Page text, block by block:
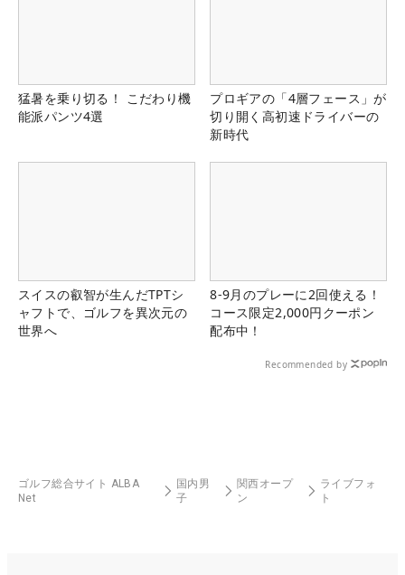
猛暑を乗り切る！ こだわり機
能派パンツ4選
プロギアの「4層フェース」が
切り開く高初速ドライバーの
新時代
スイスの叡智が生んだTPTシ
ャフトで、ゴルフを異次元の
世界へ
8-9月のプレーに2回使える！
コース限定2,000円クーポン
配布中！
Recommended by
ゴルフ総合サイト ALBA
Net
国内男
子
関西オープ
ン
ライブフォ
ト